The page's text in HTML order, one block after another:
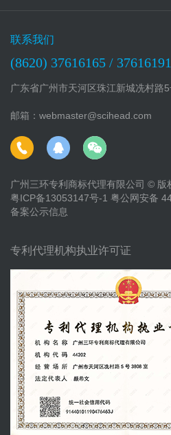
联系我们
(8620) 37616165 / 37616191
广东省广州市天河区珠江新城冼村路
邮箱：webmaster@scihead.com
广州三环专利商标代理有限公司 © 版
粤ICP备13053147号-1 粤公网安备
备案公示信息
专利代理机构执业许可证